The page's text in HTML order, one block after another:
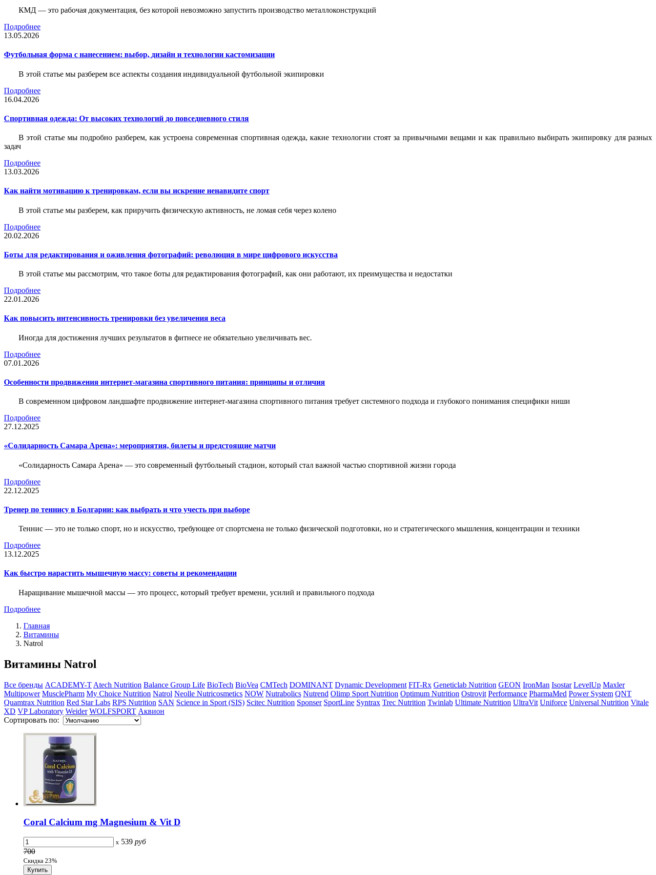
КМД — это рабочая документация, без которой невозможно запустить производство металлоконструкций
Подробнее
13.05.2026
Футбольная форма с нанесением: выбор, дизайн и технологии кастомизации
В этой статье мы разберем все аспекты создания индивидуальной футбольной экипировки
Подробнее
16.04.2026
Спортивная одежда: От высоких технологий до повседневного стиля
В этой статье мы подробно разберем, как устроена современная спортивная одежда, какие технологии стоят за привычными вещами и как правильно выбирать экипировку для разных
задач
Подробнее
13.03.2026
Как найти мотивацию к тренировкам, если вы искренне ненавидите спорт
В этой статье мы разберем, как приручить физическую активность, не ломая себя через колено
Подробнее
20.02.2026
Боты для редактирования и оживления фотографий: революция в мире цифрового искусства
В этой статье мы рассмотрим, что такое боты для редактирования фотографий, как они работают, их преимущества и недостатки
Подробнее
22.01.2026
Как повысить интенсивность тренировки без увеличения веса
Иногда для достижения лучших результатов в фитнесе не обязательно увеличивать вес.
Подробнее
07.01.2026
Особенности продвижения интернет-магазина спортивного питания: принципы и отличия
В современном цифровом ландшафте продвижение интернет-магазина спортивного питания требует системного подхода и глубокого понимания специфики ниши
Подробнее
27.12.2025
«Солидарность Самара Арена»: мероприятия, билеты и предстоящие матчи
«Солидарность Самара Арена» — это современный футбольный стадион, который стал важной частью спортивной жизни города
Подробнее
22.12.2025
Тренер по теннису в Болгарии: как выбрать и что учесть при выборе
Теннис — это не только спорт, но и искусство, требующее от спортсмена не только физической подготовки, но и стратегического мышления, концентрации и техники
Подробнее
13.12.2025
Как быстро нарастить мышечную массу: советы и рекомендации
Наращивание мышечной массы — это процесс, который требует времени, усилий и правильного подхода
Подробнее
Главная
Витамины
Natrol
Витамины Natrol
Все бренды ACADEMY-T Atech Nutrition Balance Group Life BioTech BioVea CMTech DOMINANT Dynamic Development FIT-Rx Geneticlab Nutrition GEON IronMan Isostar LevelUp Maxler
Multipower MusclePharm My Choice Nutrition Natrol Neolle Nutricosmetics NOW Nutrabolics Nutrend Olimp Sport Nutrition Optimum Nutrition Ostrovit Performance PharmaMed Power System QNT
Quamtrax Nutrition Red Star Labs RPS Nutrition SAN Science in Sport (SIS) Scitec Nutrition Sponser SportLine Syntrax Trec Nutrition Twinlab Ultimate Nutrition UltraVit Uniforce Universal Nutrition Vitale
XD VP Laboratory Weider WOLFSPORT Аквион
Сортировать по:
Coral Calcium mg Magnesium & Vit D
x 539 руб
700
Скидка 23%